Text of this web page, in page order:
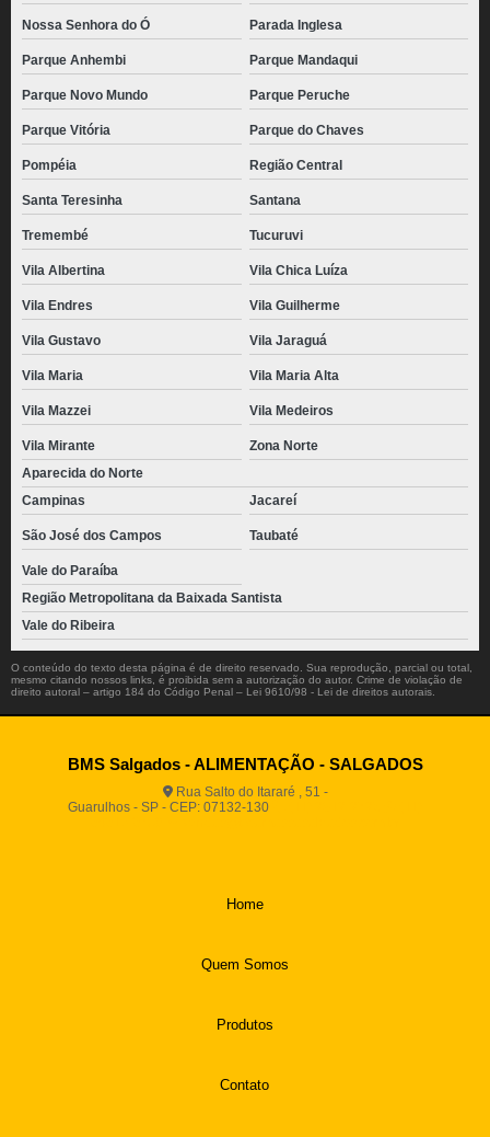
quanto custa pão de batata com catupiry congelado Tatuapé
pães de batata recheado congelado Água Rasa
pão de batata com requeijão congelado Zona Sul
quanto custa pão de batata congelado Vila Mariana
pães de batata para distribuidora Itaquaquecetuba
fornecedor de pão de batata para distribuidora Jardim Guedala
pães de batata congelado no atacado Saúde
pão batata congelado Chácara Inglesa
pão de batata congelado no atacado Alto do Pari
Nossa Senhora do Ó Parada Inglesa
Parque Anhembi Parque Mandaqui
Parque Novo Mundo Parque Peruche
Parque Vitória Parque do Chaves
Pompéia Região Central
Santa Teresinha Santana
Tremembé Tucuruvi
Vila Albertina Vila Chica Luíza
Vila Endres Vila Guilherme
Vila Gustavo Vila Jaraguá
Vila Maria Vila Maria Alta
Vila Mazzei Vila Medeiros
Vila Mirante
Zona Norte
Aparecida do Norte
Campinas
Jacareí
São José dos Campos Taubaté
Vale do Paraíba
Região Metropolitana da Baixada Santista
Vale do Ribeira
O conteúdo do texto desta página é de direito reservado. Sua reprodução, parcial ou total,
mesmo citando nossos links, é proibida sem a autorização do autor. Crime de violação de
direito autoral – artigo 184 do Código Penal – Lei 9610/98 - Lei de direitos autorais
BMS Salgados - ALIMENTAÇÃO - SALGADOS
Rua Salto do Itararé , 51 -
Guarulhos - SP - CEP: 07132-130
Home
Quem Somos
Produtos
Contato